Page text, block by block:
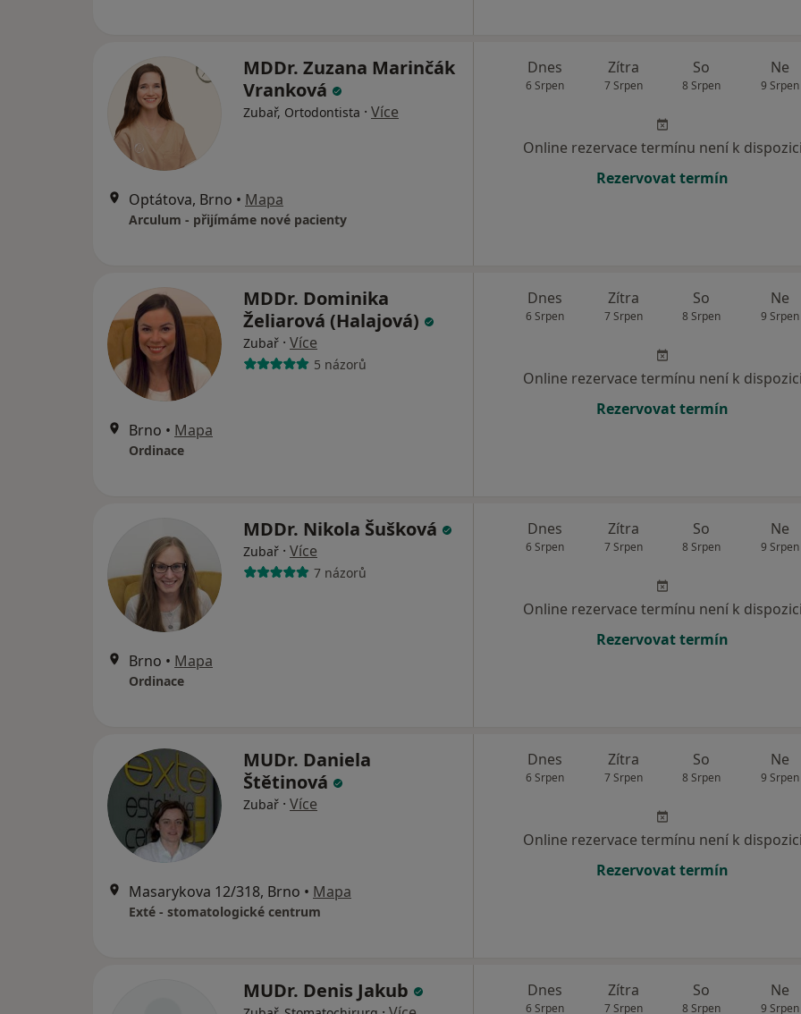
MDDr. Zuzana Marinčák
Vranková
Zubař, Ortodontista · Více
Optátova, Brno • Mapa
Arculum - přijímáme nové pacienty
Dnes
6 Srpen
Zítra
7 Srpen
So
8 Srpen
Ne
9 Srpen
Online rezervace termínu není k dispozici
Rezervovat termín
MDDr. Dominika
Želiarová (Halajová)
Zubař · Více
5 názorů
Brno • Mapa
Ordinace
Dnes
6 Srpen
Zítra
7 Srpen
So
8 Srpen
Ne
9 Srpen
Online rezervace termínu není k dispozici
Rezervovat termín
MDDr. Nikola Šušková
Zubař · Více
7 názorů
Brno • Mapa
Ordinace
Dnes
6 Srpen
Zítra
7 Srpen
So
8 Srpen
Ne
9 Srpen
Online rezervace termínu není k dispozici
Rezervovat termín
MUDr. Daniela
Štětinová
Zubař · Více
Masarykova 12/318, Brno • Mapa
Exté - stomatologické centrum
Dnes
6 Srpen
Zítra
7 Srpen
So
8 Srpen
Ne
9 Srpen
Online rezervace termínu není k dispozici
Rezervovat termín
MUDr. Denis Jakub Dnes
6 Srpen
Zítra
7 Srpen
So
8 Srpen
Ne
9 Srpen